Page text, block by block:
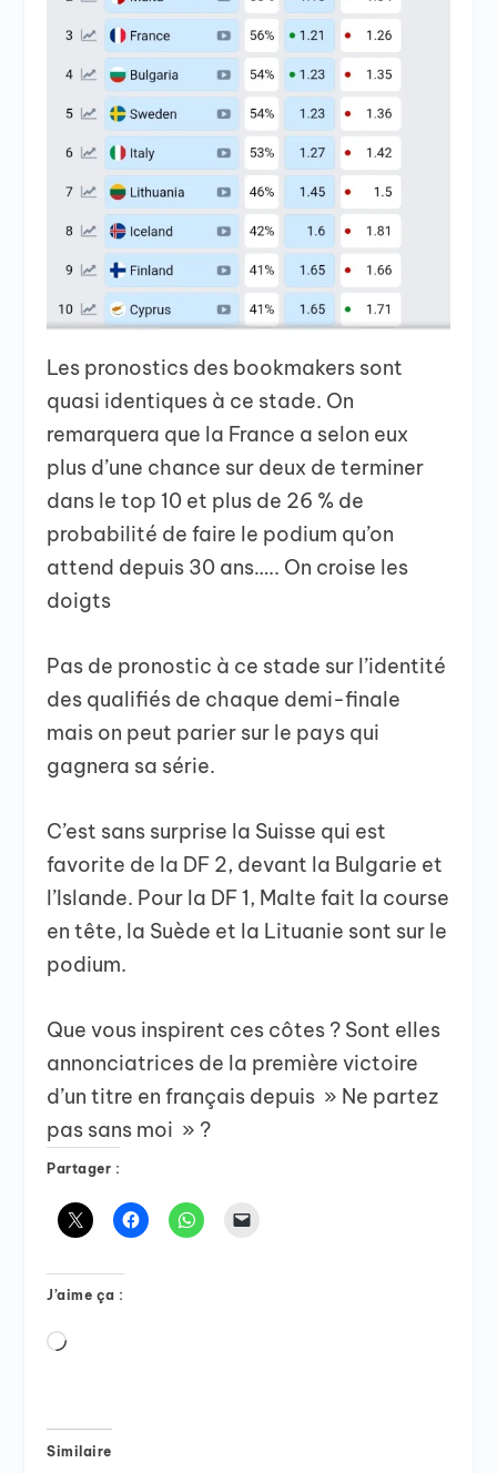
Les pronostics des bookmakers sont
quasi identiques à ce stade. On
remarquera que la France a selon eux
plus d’une chance sur deux de terminer
dans le top 10 et plus de 26 % de
probabilité de faire le podium qu’on
attend depuis 30 ans….. On croise les
doigts
Pas de pronostic à ce stade sur l’identité
des qualifiés de chaque demi-finale
mais on peut parier sur le pays qui
gagnera sa série.
C’est sans surprise la Suisse qui est
favorite de la DF 2, devant la Bulgarie et
l’Islande. Pour la DF 1, Malte fait la course
en tête, la Suède et la Lituanie sont sur le
podium.
Que vous inspirent ces côtes ? Sont elles
annonciatrices de la première victoire
d’un titre en français depuis » Ne partez
pas sans moi » ?
Partager :
J’aime ça :
Chargement…
Similaire